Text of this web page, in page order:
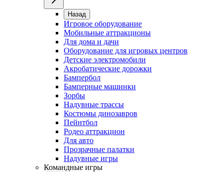
Назад
Игровое оборудование
Мобильные аттракционы
Для дома и дачи
Оборудование для игровых центров
Детские электромобили
Акробатические дорожки
Бампербол
Бамперные машинки
Зорбы
Надувные трассы
Костюмы динозавров
Пейнтбол
Родео аттракцион
Для авто
Прозрачные палатки
Надувные игры
Командные игры